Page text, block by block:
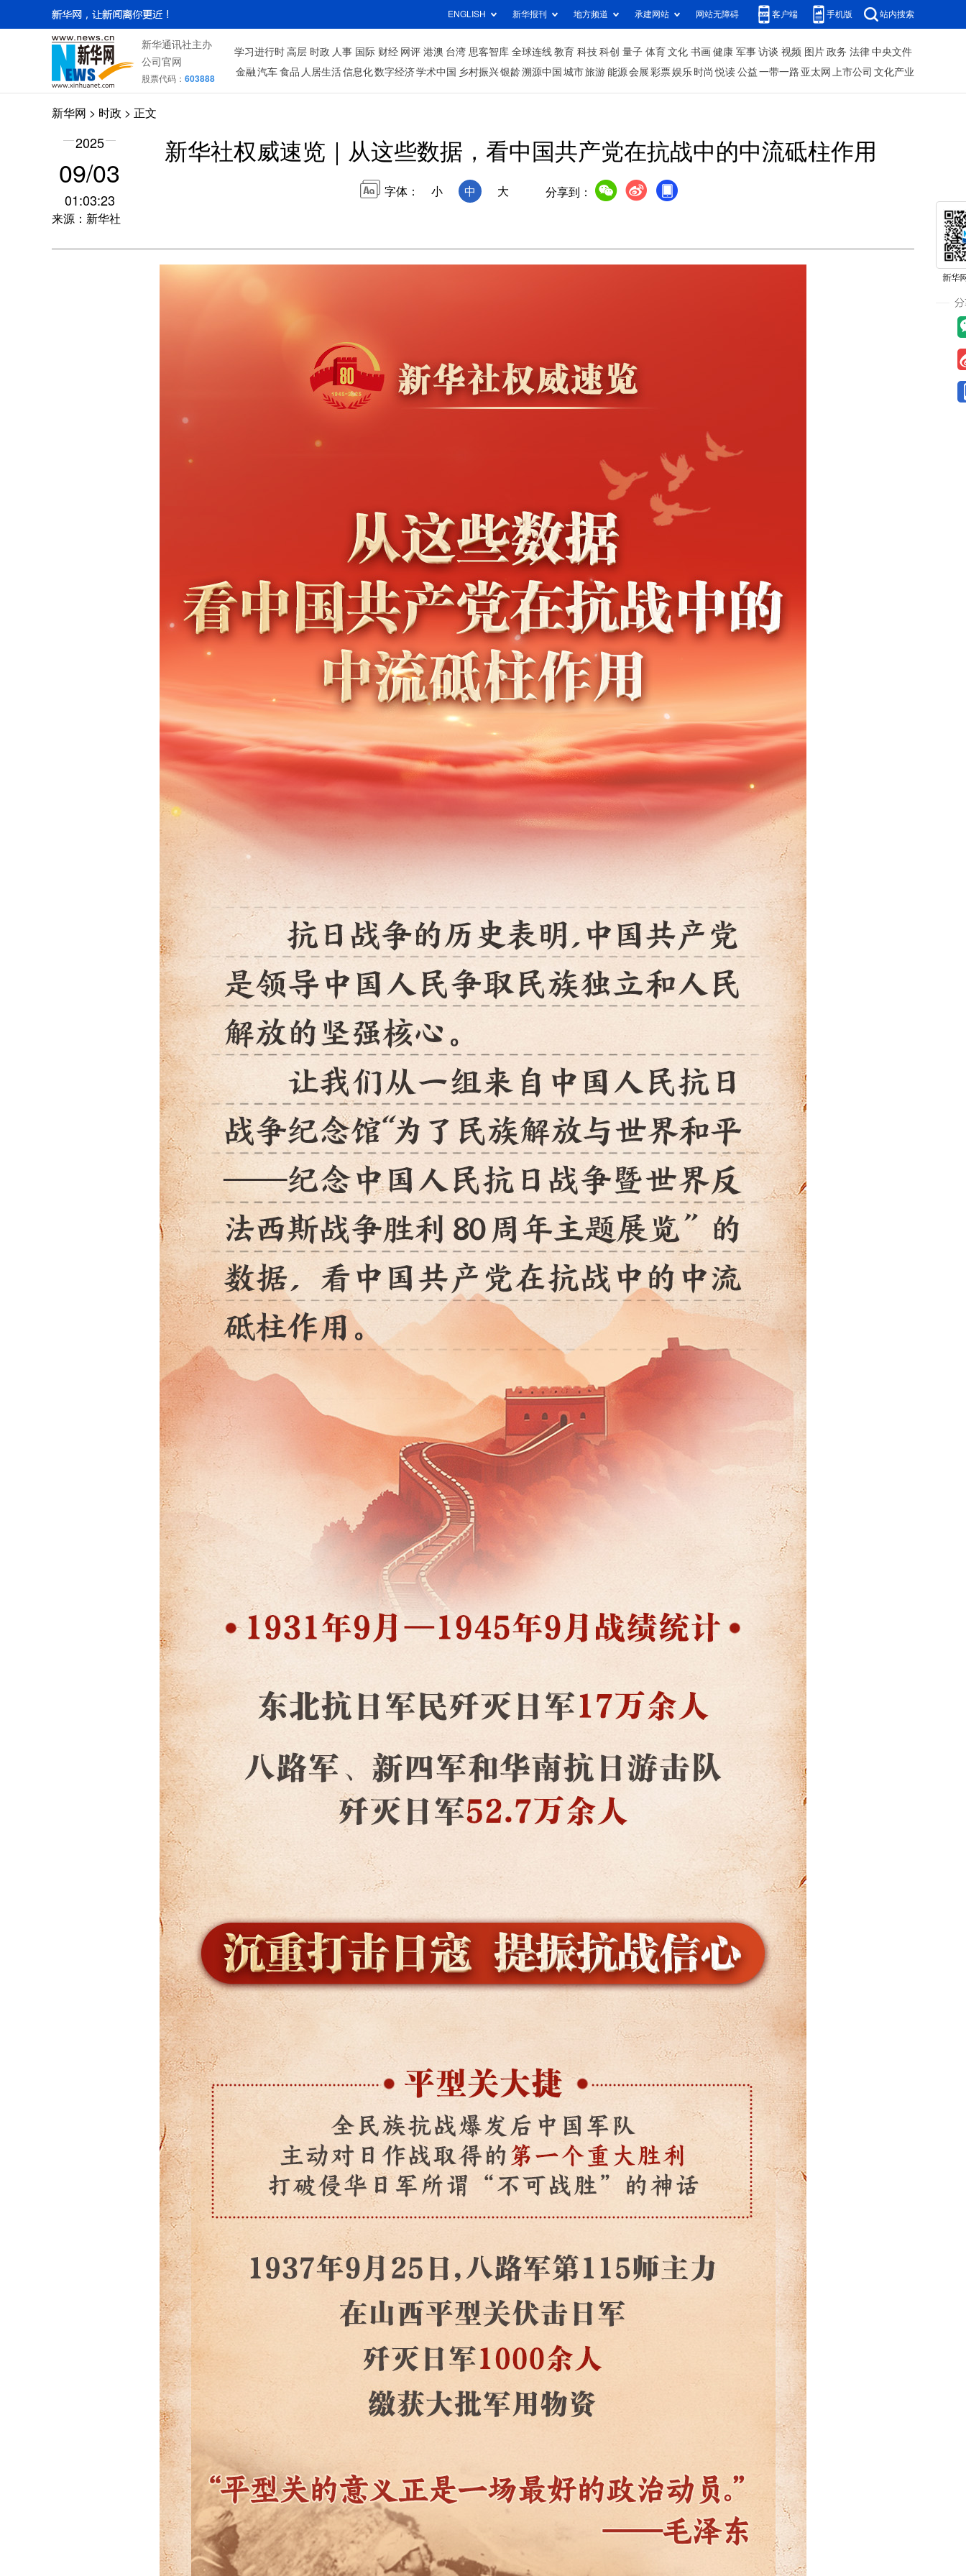
ENGLISH 新华报刊 地方频道 承建网站 网站无障碍 客户端 手机版 站内搜索
新华通讯社主办
公司官网
股票代码： 603888
学习进行时 高层 时政 人事 国际 财经 网评 港澳 台湾 思客智库 全球连线 教育 科技 科创 量子 体育 文化 书画 健康 军事 访谈 视频 图片 政务 法律 中央文件
金融 汽车 食品 人居生活信息化数字经济学术中国 乡村振兴银龄溯源中国 城市旅游 能源 会展 彩票娱乐 时尚 悦读 公益 一带一路 亚太网 上市公司 文化产业
新华网 > 时政 > 正文
2025
09/03
01:03:23
来源：新华社
新华社权威速览｜从这些数据，看中国共产党在抗战中的中流砥柱作用
字体： 小 中 大 分享到：